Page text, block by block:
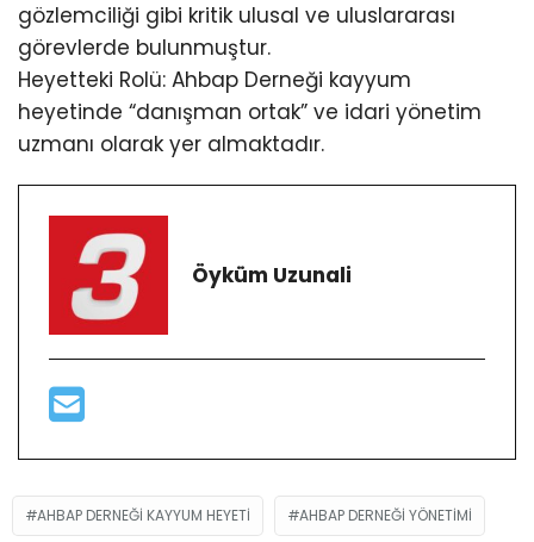
gözlemciliği gibi kritik ulusal ve uluslararası
görevlerde bulunmuştur.
Heyetteki Rolü: Ahbap Derneği kayyum
heyetinde “danışman ortak” ve idari yönetim
uzmanı olarak yer almaktadır.
Öyküm Uzunali
AHBAP DERNEĞI KAYYUM HEYETI AHBAP DERNEĞI YÖNETIMI